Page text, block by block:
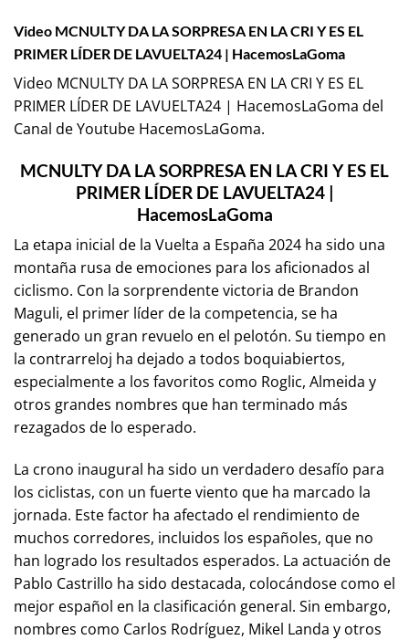
Video MCNULTY DA LA SORPRESA EN LA CRI Y ES EL
PRIMER LÍDER DE LAVUELTA24 | HacemosLaGoma
Video MCNULTY DA LA SORPRESA EN LA CRI Y ES EL
PRIMER LÍDER DE LAVUELTA24 | HacemosLaGoma del
Canal de Youtube HacemosLaGoma.
MCNULTY DA LA SORPRESA EN LA CRI Y ES EL
PRIMER LÍDER DE LAVUELTA24 |
HacemosLaGoma
La etapa inicial de la Vuelta a España 2024 ha sido una
montaña rusa de emociones para los aficionados al
ciclismo. Con la sorprendente victoria de Brandon
Maguli, el primer líder de la competencia, se ha
generado un gran revuelo en el pelotón. Su tiempo en
la contrarreloj ha dejado a todos boquiabiertos,
especialmente a los favoritos como Roglic, Almeida y
otros grandes nombres que han terminado más
rezagados de lo esperado.
La crono inaugural ha sido un verdadero desafío para
los ciclistas, con un fuerte viento que ha marcado la
jornada. Este factor ha afectado el rendimiento de
muchos corredores, incluidos los españoles, que no
han logrado los resultados esperados. La actuación de
Pablo Castrillo ha sido destacada, colocándose como el
mejor español en la clasificación general. Sin embargo,
nombres como Carlos Rodríguez, Mikel Landa y otros